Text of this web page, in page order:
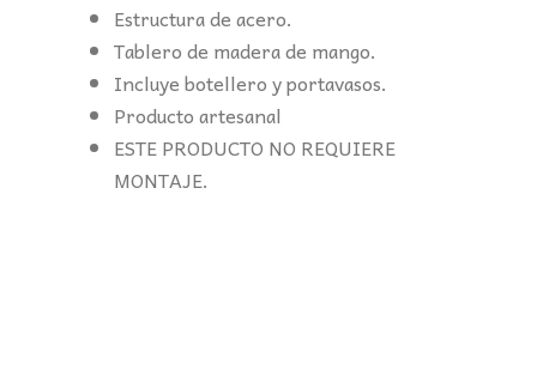
Estructura de acero.
Tablero de madera de mango.
Incluye botellero y portavasos.
Producto artesanal
ESTE PRODUCTO NO REQUIERE
MONTAJE.